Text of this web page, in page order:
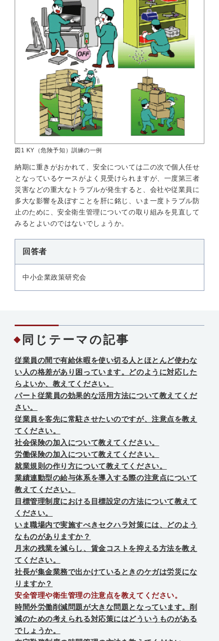
図1 KY（危険予知）訓練の一例
納期に重きがおかれて、安全については二の次で個人任せ
となっているケースがよく見受けられますが、一度第三者
災害などの重大なトラブルが発生すると、会社や従業員に
多大な影響を及ぼすことを肝に銘じ、いま一度トラブル防
止のために、安全衛生管理についての取り組みを見直して
みるとよいのではないでしょうか。
回答者
中小企業政策研究会
同じテーマの記事
従業員の間で有給休暇を使い切る人とほとんど使わな
い人の格差があり困っています。どのように対応した
らよいか、教えてください。
パート従業員の効果的な活用方法について教えてくだ
さい。
従業員を客先に常駐させたいのですが、注意点を教え
てください。
社会保険の加入について教えてください。
労働保険の加入について教えてください。
就業規則の作り方について教えてください。
業績連動型の給与体系を導入する際の注意点について
教えてください。
目標管理制度における目標設定の方法について教えて
ください。
いま職場内で実施すべきセクハラ対策には、どのよう
なものがありますか？
月末の残業を減らし、賃金コストを抑える方法を教え
てください。
社長が集金業務で出かけているときのケガは労災にな
りますか？
安全管理や衛生管理の注意点を教えてください。
時間外労働削減問題が大きな問題となっています。削
減のための考えられる対応策にはどういうものがある
でしょうか。